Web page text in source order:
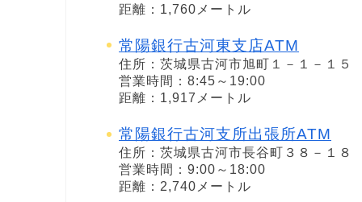
距離：1,760メートル
常陽銀行古河東支店ATM
住所：茨城県古河市旭町１－１－１５
営業時間：8:45～19:00
距離：1,917メートル
常陽銀行古河支所出張所ATM
住所：茨城県古河市長谷町３８－１
営業時間：9:00～18:00
距離：2,740メートル